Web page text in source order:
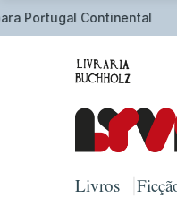
Livros